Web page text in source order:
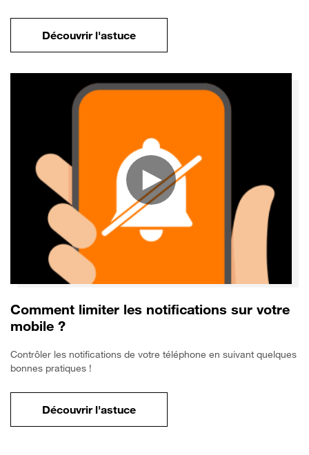
Découvrir l'astucepour Comment protéger les données de
Comment limiter les notifications sur votre
mobile ?
Contrôler les notifications de votre téléphone en suivant quelques
bonnes pratiques !
Découvrir l'astucepour Comment limiter les notifications